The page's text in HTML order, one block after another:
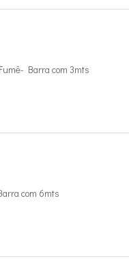
Barra com 3mts
com 6mts